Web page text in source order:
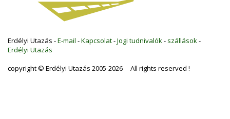
Erdélyi Utazás -E-mail -Kapcsolat-Jogi tudnivalók- szállások-
Erdélyi Utazás
copyright © Erdélyi Utazás 2005-2026 All rights reserved !